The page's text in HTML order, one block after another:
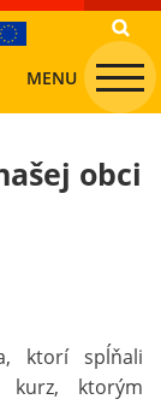
MENU
obci
ktorí spĺňali
kurz, ktorým